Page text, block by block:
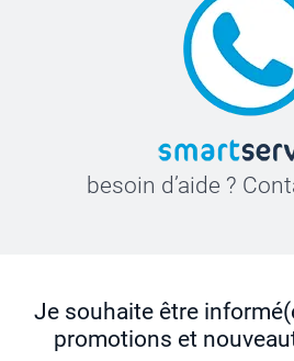
besoin d’aide ?
Je souhaite être
promotions et